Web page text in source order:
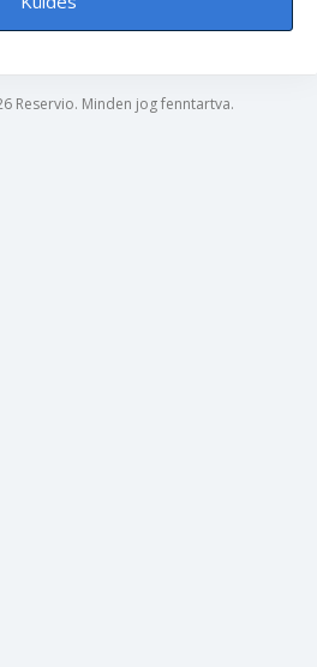
Reservio. Minden jog fenntartva.